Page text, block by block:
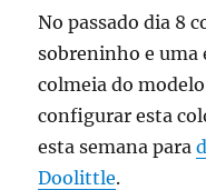
No passado dia 8
sobreninho e uma
colmeia do
configurar esta
esta semana para
Doolittle.